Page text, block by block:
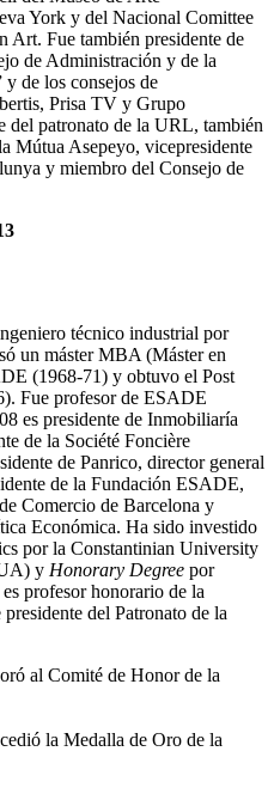
York y del Nacional Comittee
Fue también presidente de
de Administración y de la
de los consejos de
Prisa TV y Grupo
patronato de la URL, también
Mútua Asepeyo, vicepresidente
y miembro del Consejo de
técnico industrial por
un máster MBA (Máster en
(1968-71) y obtuvo el Post
Fue profesor de ESADE
es presidente de Inmobiliaría
de la Société Foncière
de Panrico, director general
de la Fundación ESADE,
Comercio de Barcelona y
Económica. Ha sido investido
por la Constantinian University
y Honorary Degree por
profesor honorario de la
del Patronato de la
al Comité de Honor de la
la Medalla de Oro de la